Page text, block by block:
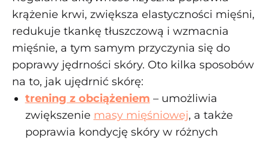
krążenie krwi, zwiększa elastyczności mięśni,
redukuje tkankę tłuszczową i wzmacnia
mięśnie, a tym samym przyczynia się do
poprawy jędrności skóry. Oto kilka sposobów
na to, jak ujędrnić skórę:
trening z obciążeniem – umożliwia
zwiększenie masy mięśniowej, a także
poprawia kondycję skóry w różnych